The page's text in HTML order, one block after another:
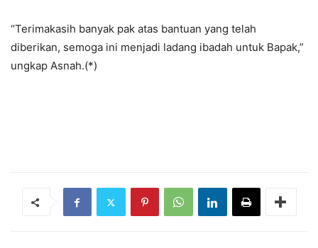
“Terimakasih banyak pak atas bantuan yang telah
diberikan, semoga ini menjadi ladang ibadah untuk Bapak,”
ungkap Asnah.(*)